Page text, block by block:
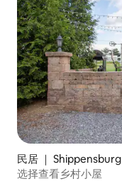
民居 ｜ Shippensburg
选择查看乡村小屋